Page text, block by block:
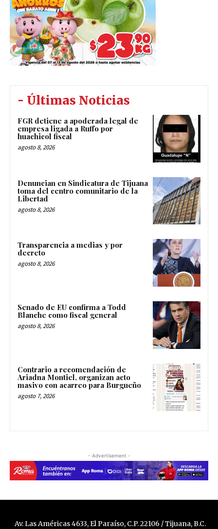
- Últimas Noticias
FGR detiene a apoderada legal de
empresa ligada a Ruffo por
huachicol fiscal
agosto 8, 2026
Denuncian en Sindicatura de Tijuana
toma del centro comunitario de la
Libertad
agosto 8, 2026
Transparencia a medias y por
decreto
agosto 8, 2026
Senado de EU confirma a Todd
Blanche como fiscal general
agosto 8, 2026
Contrario a recomendación de
Ariadna Montiel, organizan acto
masivo con acarreo para Burgueño
agosto 7, 2026
- Advertisement -
Av. Las Américas 4633, El Paraíso, C.P. 22106 / Tijuana, B.C.